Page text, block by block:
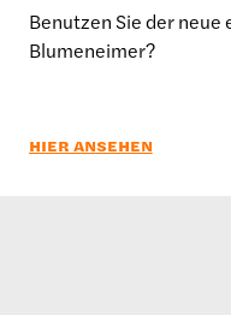
Benutzen Sie der neue
Blumeneimer?
HIER ANSEHEN